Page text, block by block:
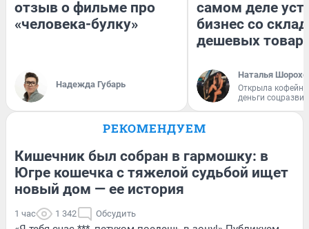
отзыв о фильме про
«человека-булку»
Надежда Губарь
самом деле
бизнес со
дешевых
Наталья
Открыла
деньги
РЕКОМЕНДУЕМ
Кишечник был собран в гармошку: в
Югре кошечка с тяжелой судьбой ищет
новый дом — ее история
1 час 1 342 Обсудить